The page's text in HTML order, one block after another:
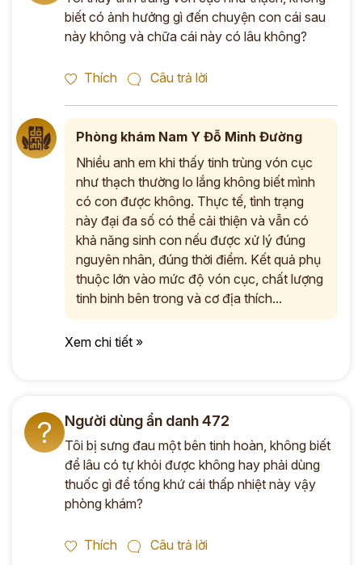
biết có ảnh hưởng gì đến chuyện con cái sau
này không và chữa cái này có lâu không?
Thích Câu trả lời
Phòng khám Nam Y Đỗ Minh Đường
Nhiều anh em khi thấy tinh trùng vón cục
như thạch thường lo lắng không biết mình
có con được không. Thực tế, tình trạng
này đại đa số có thể cải thiện và vẫn có
khả năng sinh con nếu được xử lý đúng
nguyên nhân, đúng thời điểm. Kết quả phụ
thuộc lớn vào mức độ vón cục, chất lượng
tinh binh bên trong và cơ địa thích...
Xem chi tiết »
? Người dùng ẩn danh 472
Tôi bị sưng đau một bên tinh hoàn, không biết
để lâu có tự khỏi được không hay phải dùng
thuốc gì để tống khứ cái thấp nhiệt này vậy
phòng khám?
Thích Câu trả lời